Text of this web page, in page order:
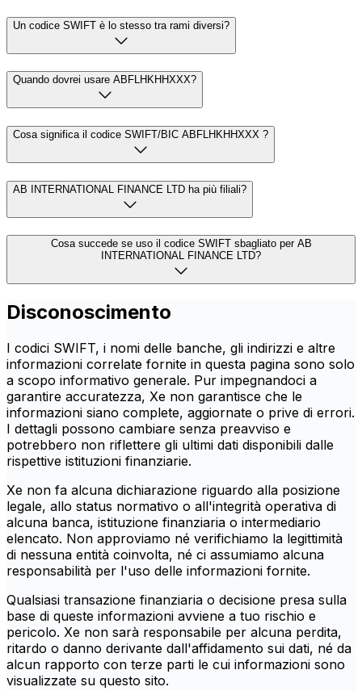
Un codice SWIFT è lo stesso tra rami diversi?
Quando dovrei usare ABFLHKHHXXX?
Cosa significa il codice SWIFT/BIC ABFLHKHHXXX ?
AB INTERNATIONAL FINANCE LTD ha più filiali?
Cosa succede se uso il codice SWIFT sbagliato per AB
INTERNATIONAL FINANCE LTD?
Disconoscimento
I codici SWIFT, i nomi delle banche, gli indirizzi e altre
informazioni correlate fornite in questa pagina sono solo
a scopo informativo generale. Pur impegnandoci a
garantire accuratezza, Xe non garantisce che le
informazioni siano complete, aggiornate o prive di errori.
I dettagli possono cambiare senza preavviso e
potrebbero non riflettere gli ultimi dati disponibili dalle
rispettive istituzioni finanziarie.
Xe non fa alcuna dichiarazione riguardo alla posizione
legale, allo status normativo o all'integrità operativa di
alcuna banca, istituzione finanziaria o intermediario
elencato. Non approviamo né verifichiamo la legittimità
di nessuna entità coinvolta, né ci assumiamo alcuna
responsabilità per l'uso delle informazioni fornite.
Qualsiasi transazione finanziaria o decisione presa sulla
base di queste informazioni avviene a tuo rischio e
pericolo. Xe non sarà responsabile per alcuna perdita,
ritardo o danno derivante dall'affidamento sui dati, né da
alcun rapporto con terze parti le cui informazioni sono
visualizzate su questo sito.